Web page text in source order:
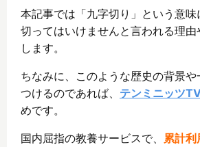
本記事では「九字切り」という意
切ってはいけませんと言われる理由
します。
ちなみに、このような歴史の背景
つけるのであれば、 テンミニッツ
めです。
国内屈指の教養サービスで、 累計